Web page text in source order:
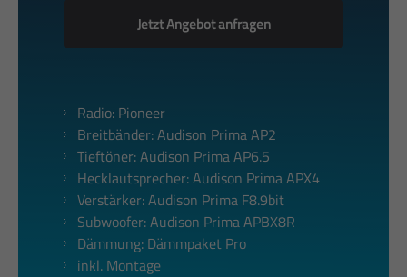
Jetzt Angebot anfragen
Radio: Pioneer
Breitbänder: Audison Prima AP2
Tieftöner: Audison Prima AP6.5
Hecklautsprecher: Audison Prima APX4
Verstärker: Audison Prima F8.9bit
Subwoofer: Audison Prima APBX8R
Dämmung: Dämmpaket Pro
inkl. Montage